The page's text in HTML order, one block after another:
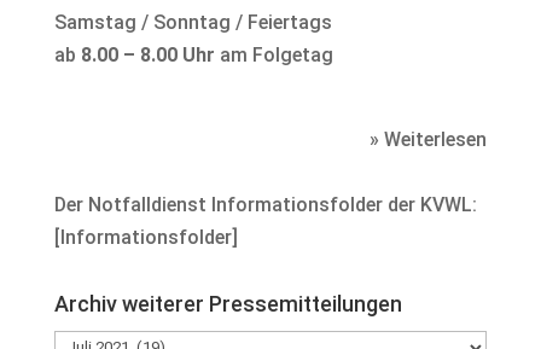
Samstag / Sonntag / Feiertags
ab 8.00 – 8.00 Uhr am Folgetag
» Weiterlesen
Der Notfalldienst Informationsfolder der KVWL:
[Informationsfolder]
Archiv weiterer Pressemitteilungen